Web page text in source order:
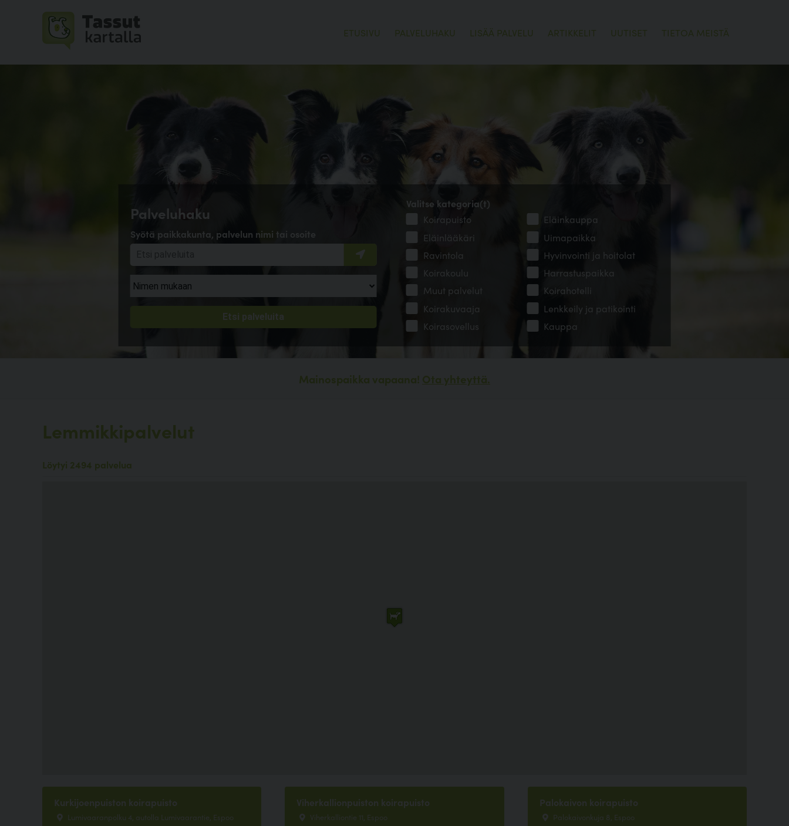
ETUSIVU PALVELUHAKU LISÄÄ PALVELU ARTIKKELIT UUTISET TIETOA MEISTÄ
Palveluhaku
Syötä paikkakunta, palvelun nimi tai osoite
Valitse kategoria(t)
Koirapuisto
Eläinkauppa
Eläinlääkäri
Uimapaikka
Ravintola
Hyvinvointi ja hoitolat
Koirakoulu
Harrastuspaikka
Muut palvelut
Koirahotelli
Koirakuvaaja
Lenkkeily ja patikointi
Koirasovellus
Kauppa
Mainospaikka vapaana! Ota yhteyttä.
Lemmikkipalvelut
Löytyi 2494 palvelua
Kurkijoenpuiston koirapuisto
Lumivaaranpolku 4, autolla Lumivaarantie, Espoo
Viherkallionpuiston koirapuisto
Viherkalliontie 11, Espoo
Palokaivon koirapuisto
Palokaivonkuja 8, Espoo